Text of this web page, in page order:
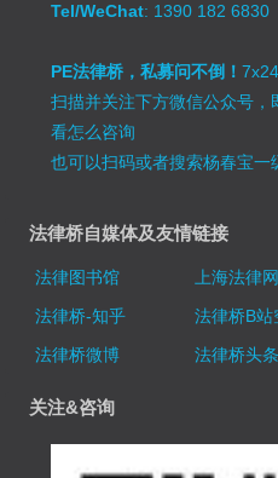
Tel/WeChat: 1390 182 6830
PE法律桥，私募问不倒！7x24
扫描并关注下方微信公众号，
看怎么咨询
也可以扫码或者搜索杨春宝
法律桥自媒体及友情链接
法律图书馆 上海法律网
法律桥-知乎
法律桥B站
法律桥微博
法律桥头条
关注&咨询